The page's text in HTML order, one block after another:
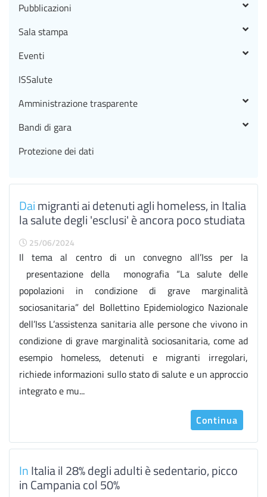
Daimigranti ai detenuti agli homeless, in Italia
la salute degli 'esclusi' è ancora poco studiata
25/06/2024
Il tema al centro di un convegno all’Iss per la
presentazione della monografia “La salute delle
popolazioni in condizione di grave marginalità
sociosanitaria” del Bollettino Epidemiologico Nazionale
dell’Iss L’assistenza sanitaria alle persone che vivono in
condizione di grave marginalità sociosanitaria, come ad
esempio homeless, detenuti e migranti irregolari,
richiede informazioni sullo stato di salute e un approccio
integrato e mu...
Continua
InItalia il 28% degli adulti è sedentario, picco
in Campania col 50%
Pubblicazioni
Sala stampa
Eventi
ISSalute
Amministrazione trasparente
Bandi di gara
Protezione dei dati